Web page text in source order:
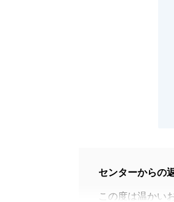
センターからの
この度は温かい